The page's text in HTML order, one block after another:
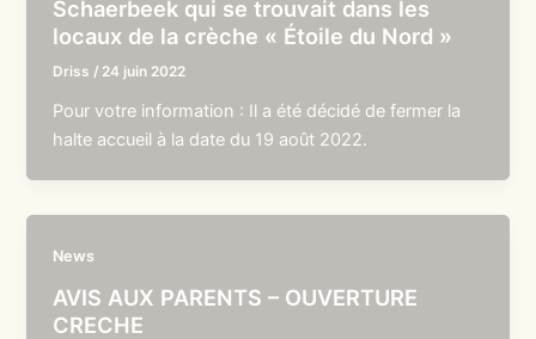
Schaerbeek qui se trouvait dans les
locaux de la crèche « Étoile du Nord »
Driss / 24 juin 2022
Pour votre information : Il a été décidé de fermer la
halte accueil à la date du 19 août 2022.
News
AVIS AUX PARENTS – OUVERTURE
CRECHE